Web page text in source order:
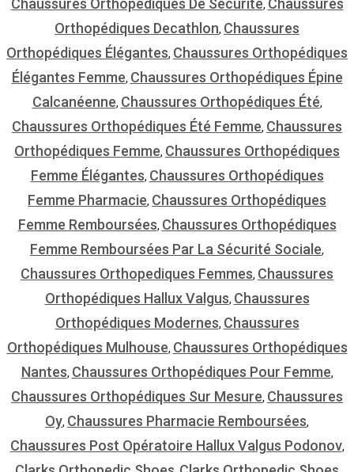
Chaussures Orthopédiques De Sécurité, Chaussures
Orthopédiques Decathlon, Chaussures
Orthopédiques Élégantes, Chaussures Orthopédiques
Élégantes Femme, Chaussures Orthopédiques Épine
Calcanéenne, Chaussures Orthopédiques Été,
Chaussures Orthopédiques Été Femme, Chaussures
Orthopédiques Femme, Chaussures Orthopédiques
Femme Élégantes, Chaussures Orthopédiques
Femme Pharmacie, Chaussures Orthopédiques
Femme Remboursées, Chaussures Orthopédiques
Femme Remboursées Par La Sécurité Sociale,
Chaussures Orthopediques Femmes, Chaussures
Orthopédiques Hallux Valgus, Chaussures
Orthopédiques Modernes, Chaussures
Orthopédiques Mulhouse, Chaussures Orthopédiques
Nantes, Chaussures Orthopédiques Pour Femme,
Chaussures Orthopédiques Sur Mesure, Chaussures
Oy, Chaussures Pharmacie Remboursées,
Chaussures Post Opératoire Hallux Valgus Podonov,